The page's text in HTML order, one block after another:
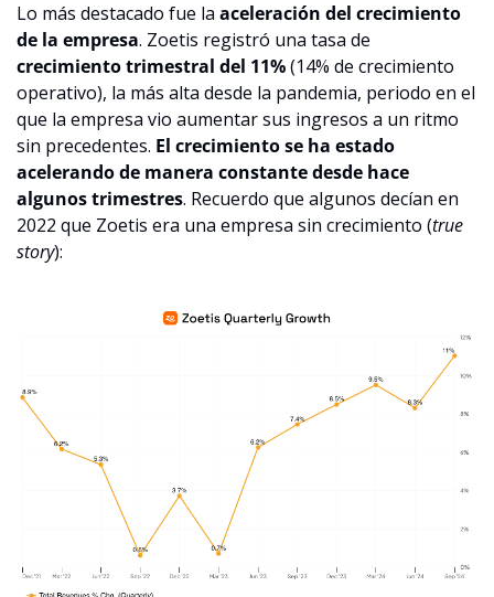
Lo más destacado fue la aceleración del crecimiento
de la empresa
crecimiento trimestral del 11% (14% de crecimiento
operativo), la más alta desde la pandemia, periodo en el
que la empresa vio aumentar sus ingresos a un ritmo
sin precedentes. El crecimiento se ha estado
acelerando de manera constante desde hace
algunos trimestres. Recuerdo que algunos decían en
2022 que Zoetis era una empresa sin crecimiento (true
story):